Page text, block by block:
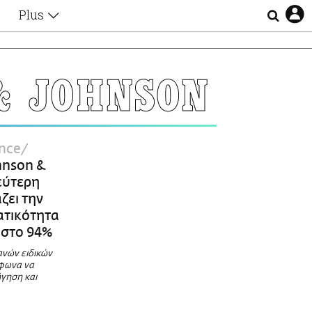
Plus
Αφιερώματα
Ζώδια
Οι Αθηναίοι
Απώλειες
Lgbtqi+
Επιλογές
&
την
94%
ειδικών
να
και